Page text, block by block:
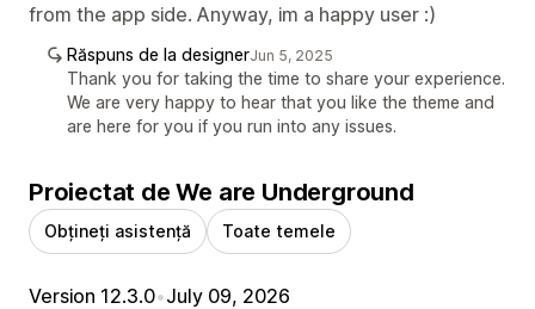
from the app side. Anyway, im a happy user :)
Răspuns de la designerJun 5, 2025
Thank you for taking the time to share your experience.
We are very happy to hear that you like the theme and
are here for you if you run into any issues.
Proiectat de We are Underground
Obțineți asistență Toate temele
Version 12.3.0•July 09, 2026